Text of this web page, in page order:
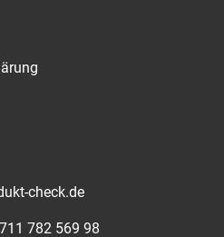
check.de
782 569 98